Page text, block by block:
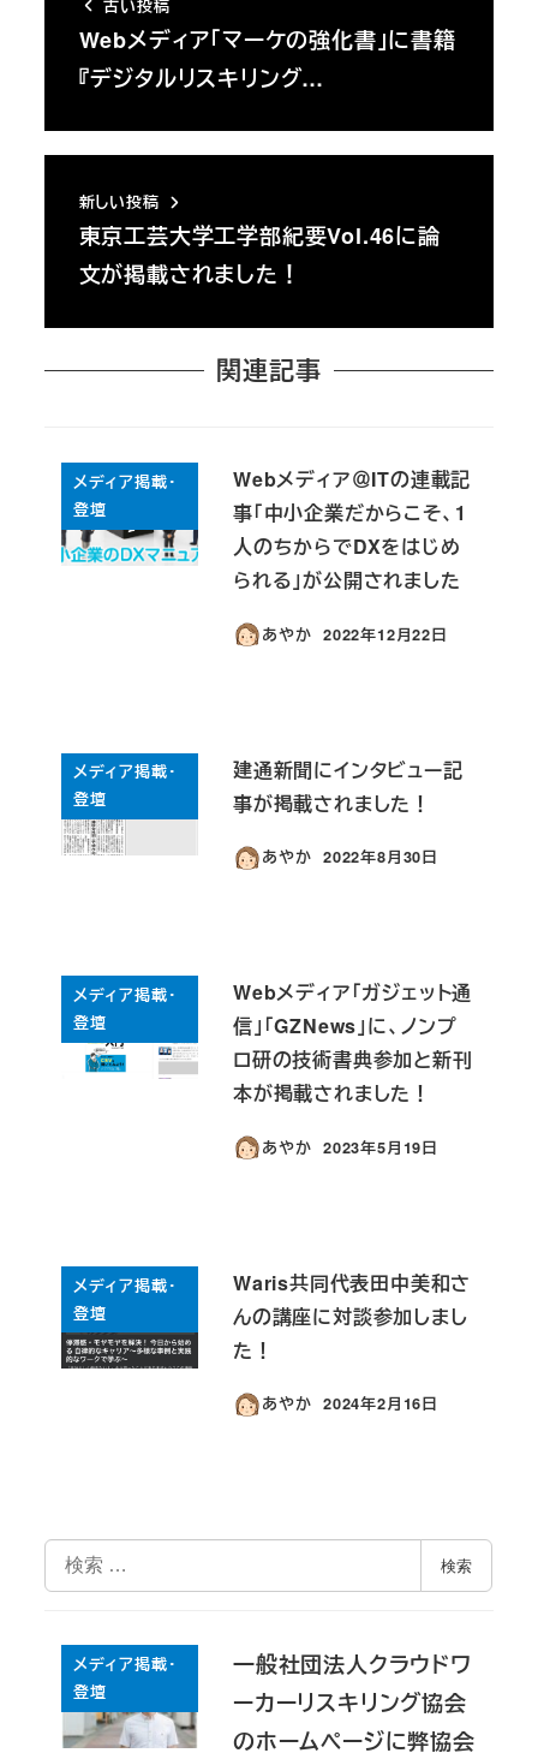
古い投稿
Webメディア「マーケの強化書」に書籍
『デジタルリスキリング…
新しい投稿
東京工芸大学工学部紀要Vol.46に論
文が掲載されました！
関連記事
メディア掲載・
登壇
Webメディア＠ITの連載記
事「中小企業だからこそ、1
人のちからでDXをはじめ
られる」が公開されました
あやか
投稿日
2022年12月22日
メディア掲載・
登壇
建通新聞にインタビュー記
事が掲載されました！
あやか
投稿日
2022年8月30日
メディア掲載・
登壇
Webメディア「ガジェット通
信」「GZNews」に、ノンプ
ロ研の技術書典参加と新刊
本が掲載されました！
あやか
投稿日
2023年5月19日
メディア掲載・
登壇
Waris共同代表田中美和さ
んの講座に対談参加しまし
た！
あやか
投稿日
2024年2月16日
索
検索
メディア掲載・
登壇
一般社団法人クラウドワ
ーカーリスキリング協会
のホームページに弊協会